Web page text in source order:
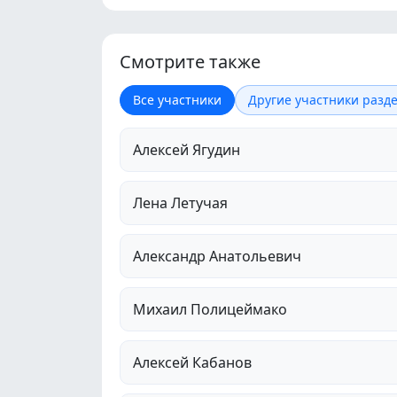
Смотрите также
Все участники Другие участники
Алексей Ягудин
Лена Летучая
Александр Анатольевич
Михаил Полицеймако
Алексей Кабанов